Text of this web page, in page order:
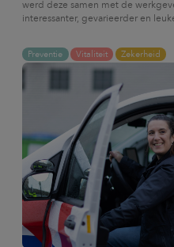
werd deze samen met de
interessanter, gevarieerder en
Preventie Vitaliteit Zekerheid